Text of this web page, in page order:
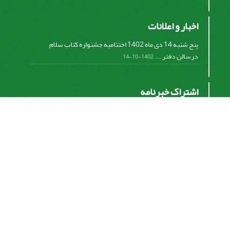
اخبار و اعلانات
پنج شنبه 14 دی ماه 1402 اختتامیه جشنواره کتاب سلام
درسالن دفتر ...1402-10-14
اشتراک خبرنامه